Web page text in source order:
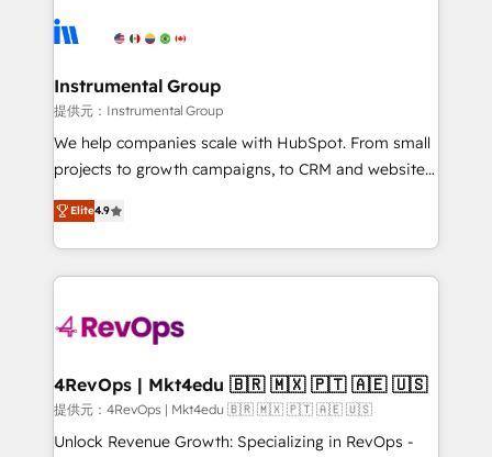
teams has worked with clients just like you Let’s
explore whether S2 is the partner you’ve been
Elite Partners with 10+ years of HubSpot experience
Premier Partner 2023 🌟5 HubSpot Accreditations 🌟
Won HubSpot Theme Challenge 2021 🌟INBOUND’19
HubSpot Rising Star Why us? Harnessing the full
potential of the powerful HubSpot CRM. ✔️A team of
HubSpot experience ✔️Flexible pricing models —
Hourly-fee (assigned one Dedicated HubSpot
requirement). ✔️Helped over 25,000+ customers so
far with our HubSpot solutions. ✔️Bespoke apps &
on-demand bundle services. Connect with us today!
Instrumental Group
提供元：Instrumental Group
We help companies scale with HubSpot. From small
projects to growth campaigns, to CRM and websites.
Hire an agency that's experienced in every inch of
HubSpot and willing to work hand-in-hand with your
team to simplify the complex and build a better
experience for your team and customers.
Elite4.9
4RevOps | Mkt4edu 🇧🇷 🇲🇽 🇵🇹 🇦🇪 🇺🇸
提供元：4RevOps | Mkt4edu 🇧🇷 🇲🇽 🇵🇹 🇦🇪 🇺🇸
Unlock Revenue Growth: Specializing in RevOps -